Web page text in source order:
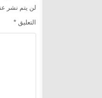
لن يتم نشر
التعليق *